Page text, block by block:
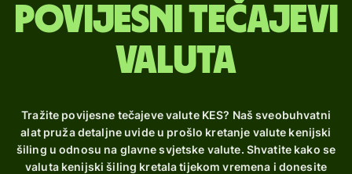
Povijesni tečajevi
valuta
Tražite povijesne tečajeve valute KES? Naš sveobuhvatni
alat pruža detaljne uvide u prošlo kretanje valute kenijski
šiling u odnosu na glavne svjetske valute. Shvatite kako se
valuta kenijski šiling kretala tijekom vremena i donesite